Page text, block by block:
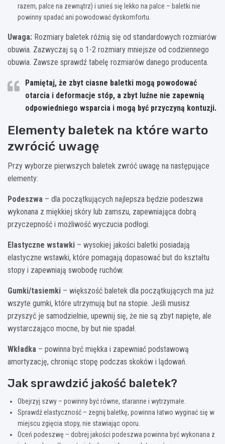
razem, palce na zewnątrz) i unieś się lekko na palce – baletki nie
powinny spadać ani powodować dyskomfortu.
Uwaga: Rozmiary baletek różnią się od standardowych rozmiarów
obuwia. Zazwyczaj są o 1-2 rozmiary mniejsze od codziennego
obuwia. Zawsze sprawdź tabelę rozmiarów danego producenta.
Pamiętaj, że zbyt ciasne baletki mogą powodować
otarcia i deformacje stóp, a zbyt luźne nie zapewnią
odpowiedniego wsparcia i mogą być przyczyną kontuzji.
Elementy baletek na które warto
zwrócić uwagę
Przy wyborze pierwszych baletek zwróć uwagę na następujące
elementy:
Podeszwa – dla początkujących najlepsza będzie podeszwa
wykonana z miękkiej skóry lub zamszu, zapewniająca dobrą
przyczepność i możliwość wyczucia podłogi.
Elastyczne wstawki – wysokiej jakości baletki posiadają
elastyczne wstawki, które pomagają dopasować but do kształtu
stopy i zapewniają swobodę ruchów.
Gumki/tasiemki – większość baletek dla początkujących ma już
wszyte gumki, które utrzymują but na stopie. Jeśli musisz
przyszyć je samodzielnie, upewnij się, że nie są zbyt napięte, ale
wystarczająco mocne, by but nie spadał.
Wkładka – powinna być miękka i zapewniać podstawową
amortyzację, chroniąc stopę podczas skoków i lądowań.
Jak sprawdzić jakość baletek?
Obejrzyj szwy – powinny być równe, staranne i wytrzymałe.
Sprawdź elastyczność – zegnij baletkę, powinna łatwo wyginać się w
miejscu zgięcia stopy, nie stawiając oporu.
Oceń podeszwę – dobrej jakości podeszwa powinna być wykonana z